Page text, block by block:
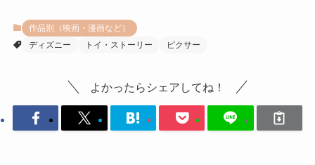
作品別（映画・漫画など）
ディズニー
トイ・ストーリー ピクサー
よかったらシェアしてね！